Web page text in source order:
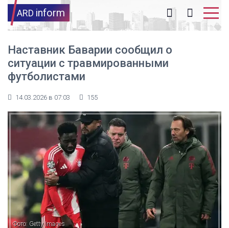
ARD inform
Наставник Баварии сообщил о
ситуации с травмированными
футболистами
14.03.2026 в 07:03 155
Фото: Getty Images